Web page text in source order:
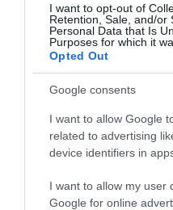
I want to opt-out of
Retention, Sale, and/or
Personal Data that Is
Purposes for which it
Opted Out
Google consents
I want to allow Google
related to advertising
device identifiers in
I want to allow my user
Google for online
Mindig
mit
Mindig
igazán